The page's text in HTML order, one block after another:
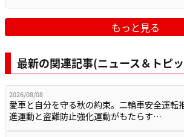
もっと見る
最新の関連記事(ニュース＆トピ
2026/08/08
愛車と自分を守る秋の約束。二輪車安全運転
進運動と盗難防止強化運動がもたらす…